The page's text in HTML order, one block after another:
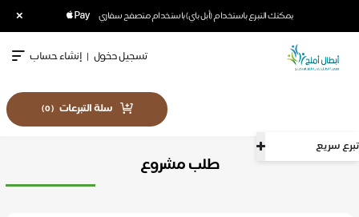
يمكنك التبرع باستخدام (أبل باي) باستخدام متصفح سفاري ×
تبرع سريع
تسجيل دخول | إنشاء حساب
سلة التبرعات (
0
)
طلب مشروع